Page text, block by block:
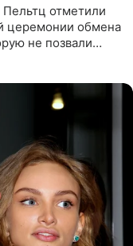
отметили
церемонии обмена
не позвали